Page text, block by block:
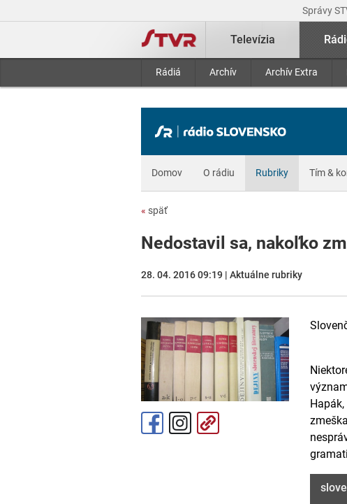
Správy
Televízia
Rádiá Archív Archív Extra
Domov O rádiu Rubriky Tím &
« späť
Nedostavil sa, nakoľko
28. 04. 2016 09:19 | Aktuálne rubriky